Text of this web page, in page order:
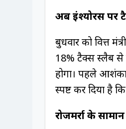
अब इंश्योरेंस पर
बुधवार को वित्त
18% टैक्स स्लैब से
होगा। पहले
स्पष्ट कर दिया है
रोजमर्रा के